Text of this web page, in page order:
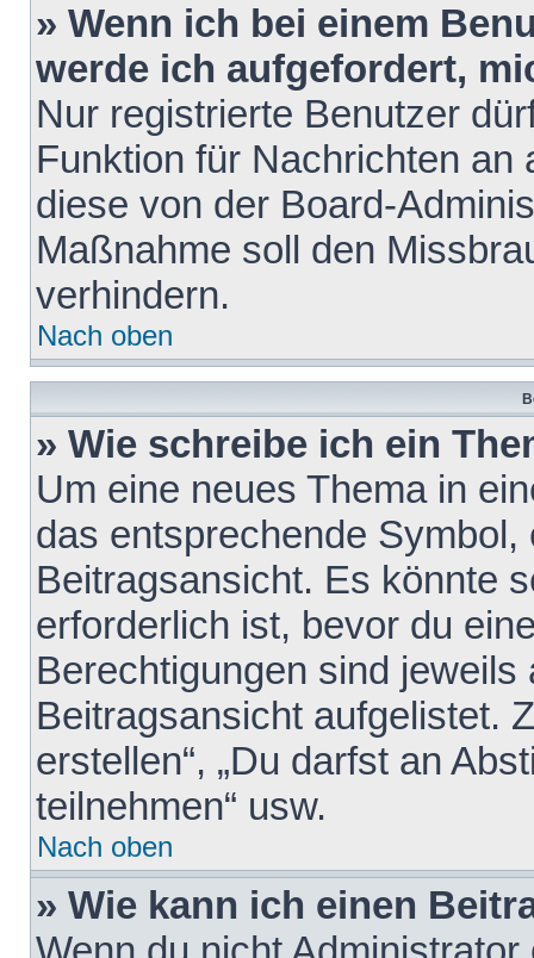
» Wenn ich bei einem
werde ich aufgefordert,
Nur registrierte Benutzer
Funktion für Nachrichten
diese von der Board-
Maßnahme soll den
verhindern.
Nach oben
» Wie schreibe ich ein
Um eine neues Thema in
das entsprechende
Beitragsansicht. Es könnte
erforderlich ist, bevor du
Berechtigungen sind
Beitragsansicht aufgelistet.
erstellen“, „Du darfst an
teilnehmen“ usw.
Nach oben
» Wie kann ich einen